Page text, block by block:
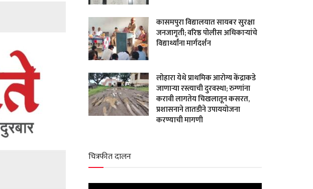
कासमपुरा विद्यालयात सायबर सुरक्षा
जनजागृती; वरिष्ठ पोलीस अधिकाऱ्यांचे
विद्यार्थ्यांना मार्गदर्शन
लोहारा येथे प्राथमिक आरोग्य केंद्राकडे
जाणाऱ्या रस्त्याची दुरवस्था; रुग्णांना
करावी लागतेय चिखलातून कसरत,
प्रशासनाने तातडीने उपाययोजना
करण्याची मागणी
चित्रफीत दालन